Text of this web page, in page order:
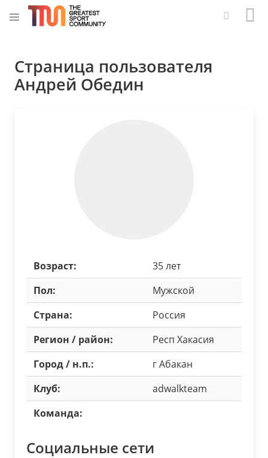
Страница пользователя
Андрей Обедин
Возраст:
35 лет
Пол:
Мужской
Страна:
Россия
Регион / район:
Респ Хакасия
Город / н.п.:
г Абакан
Клуб:
adwalkteam
Команда:
Социальные сети